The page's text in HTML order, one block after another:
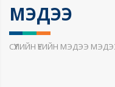
МЭДЭЭ
СҮҮЛИЙН ҮЕИЙН МЭДЭЭ